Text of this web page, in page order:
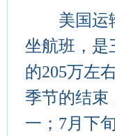
美国运输
坐航班，是
的205万左
季节的结束
一；7月下